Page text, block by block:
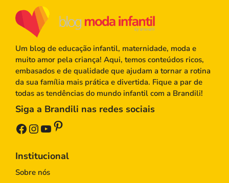
Um blog de educação infantil, maternidade, moda e
muito amor pela criança! Aqui, temos conteúdos ricos,
embasados e de qualidade que ajudam a tornar a rotina
da sua família mais prática e divertida. Fique a par de
todas as tendências do mundo infantil com a Brandili!
Siga a Brandili nas redes sociais
Facebook
Instagram
Youtube
Pinterest
Institucional
Sobre nós